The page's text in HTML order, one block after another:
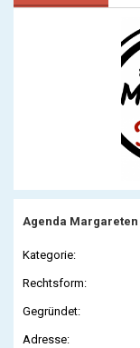
Agenda Margareten
Kategorie:
Rechtsform:
Gegründet:
Adresse: